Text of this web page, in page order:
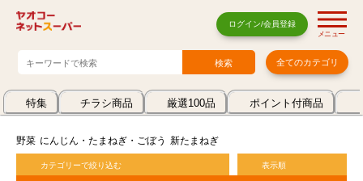
ログイン/会員登録
メニュー
全てのカテゴリ
特集 チラシ商品 厳選100品 ポイント付商品
野菜 にんじん・たまねぎ・ごぼう 新たまねぎ
カテゴリーで絞り込む 表示順